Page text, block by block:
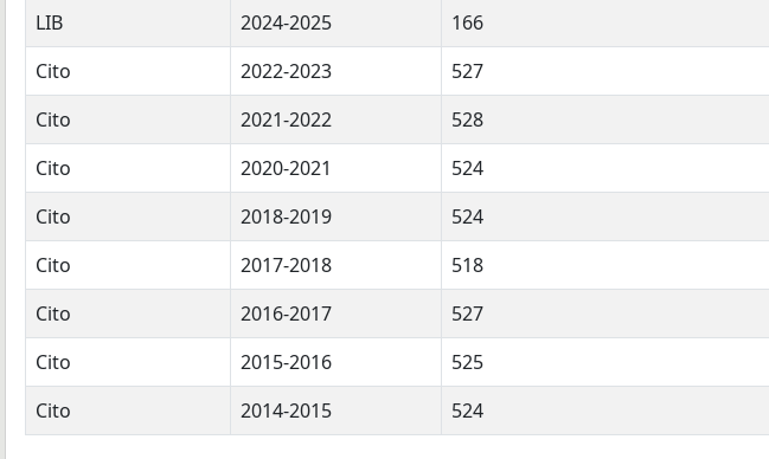
LIB
2024-2025
166
Cito
2022-2023
527
Cito
2021-2022
528
Cito
2020-2021
524
Cito
2018-2019
524
Cito
2017-2018
518
Cito
2016-2017
527
Cito
2015-2016
525
Cito
2014-2015 524